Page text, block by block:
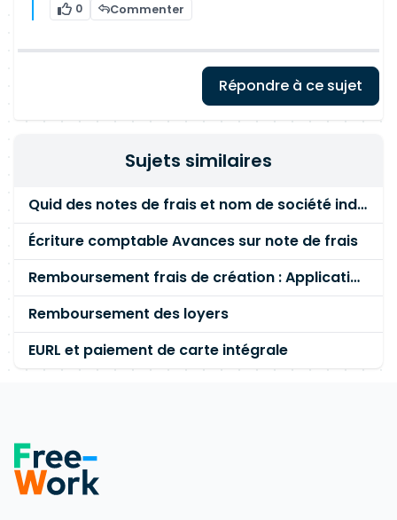
0 Commenter
Répondre à ce sujet
Sujets similaires
Quid des notes de frais et nom de société indiquée
Écriture comptable Avances sur note de frais
Remboursement frais de création : Application pratique
Remboursement des loyers
EURL et paiement de carte intégrale